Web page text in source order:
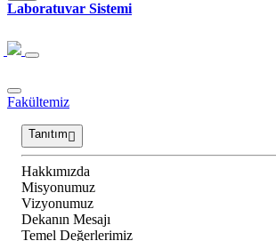
Laboratuvar Sistemi
Fakültemiz
Tanıtım
Hakkımızda
Misyonumuz
Vizyonumuz
Dekanın Mesajı
Temel Değerlerimiz